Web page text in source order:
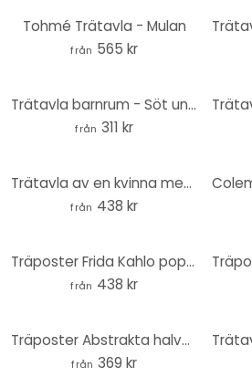
Tohmé Trätavla - Mulan
från 565 kr
Trätavla barnrum - Söt undervattensvärld rund - Oliver Robins
från 311 kr
Trätavla av en kvinna med en krans av blommor och stärkelse - Hülya
från 438 kr
Träposter Frida Kahlo popkonstporträtt - Jaszke
från 438 kr
Träposter Abstrakta halvcirklar i varma naturfärger - Bre - Fyrkant
från 369 kr